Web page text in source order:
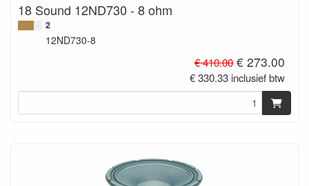
18 Sound 12ND730 - 8 ohm
2
12ND730-8
€ 410.00€ 273.00
€ 330.33 inclusief btw